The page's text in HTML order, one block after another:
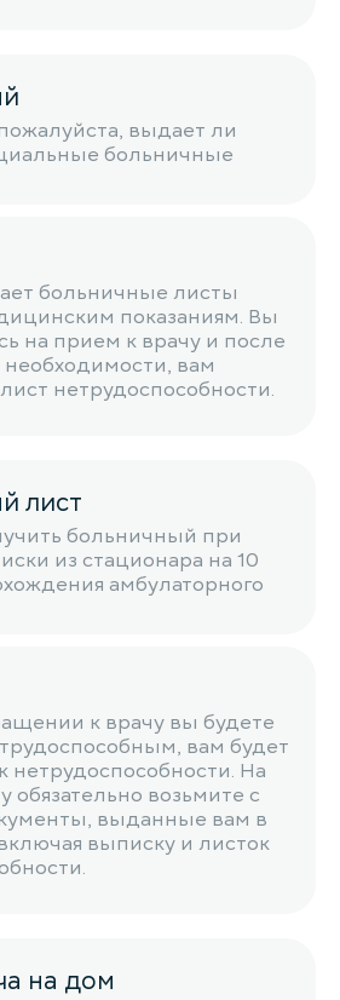
выдает ли
больничные
больничные листы
показаниям. Вы
на прием к врачу и после
вам
нетрудоспособности.
лист
больничный при
из стационара на 10
амбулаторного
к врачу вы будете
вам будет
нетрудоспособности. На
обязательно возьмите с
выданные вам в
выписку и листок
на дом